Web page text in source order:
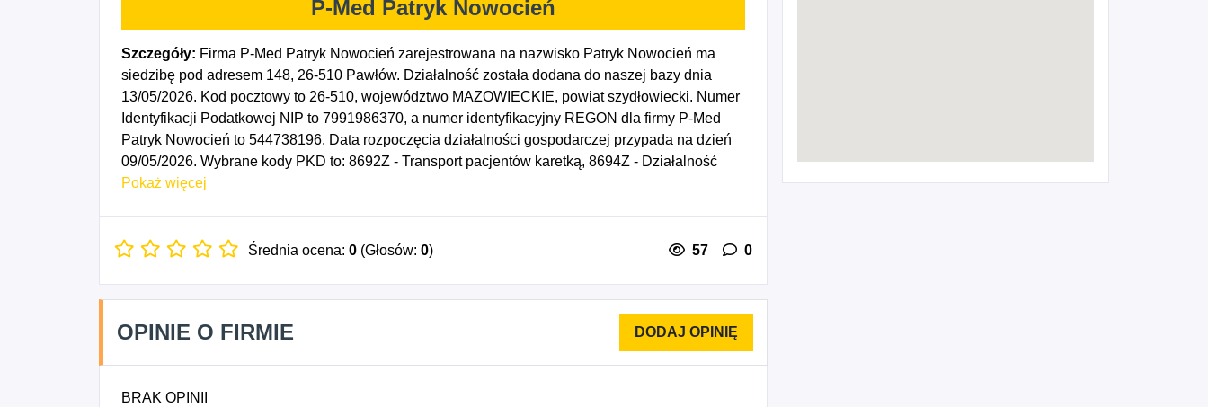
P-Med Patryk Nowocień
Szczegóły: Firma P-Med Patryk Nowocień zarejestrowana na nazwisko Patryk Nowocień ma
siedzibę pod adresem 148, 26-510 Pawłów. Działalność została dodana do naszej bazy dnia
13/05/2026. Kod pocztowy to 26-510, województwo MAZOWIECKIE, powiat szydłowiecki. Numer
Identyfikacji Podatkowej NIP to 7991986370, a numer identyfikacyjny REGON dla firmy P-Med
Patryk Nowocień to 544738196. Data rozpoczęcia działalności gospodarczej przypada na dzień
09/05/2026. Wybrane kody PKD to: 8692Z - Transport pacjentów karetką, 8694Z - Działalność
pielęgniarska i położnicza.
Pokaż więcej
Średnia ocena: 0 (Głosów: 0) 57 0
OPINIE O FIRMIE
BRAK OPINII